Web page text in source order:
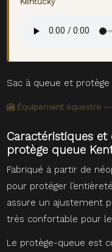
Sac à queue et protège
🎦 Équipement équestre —
Caractéristiques
protège queue
Fabriqué à partir de
pour protéger
assure un ajustement
très confortable pour
Le protège-queue est